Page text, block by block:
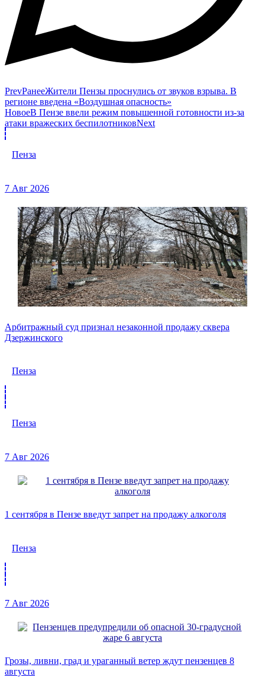
PrevРанееЖители Пензы проснулись от звуков взрыва. В
регионе введена «Воздушная опасность»
НовоеВ Пензе ввели режим повышенной готовности из-за
атаки вражеских беспилотниковNext
Пенза
7 Авг 2026
Арбитражный суд признал незаконной продажу сквера
Дзержинского
Пенза
Пенза
7 Авг 2026
1 сентября в Пензе введут запрет на продажу алкоголя
Пенза
7 Авг 2026
Грозы, ливни, град и ураганный ветер ждут пензенцев 8
августа